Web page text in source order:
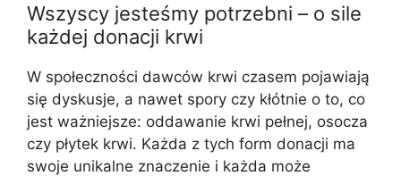
Wszyscy jesteśmy potrzebni – o sile
każdej donacji krwi
W społeczności dawców krwi czasem pojawiają
się dyskusje, a nawet spory czy kłótnie o to, co
jest ważniejsze: oddawanie krwi pełnej, osocza
czy płytek krwi. Każda z tych form donacji ma
swoje unikalne znaczenie i każda może